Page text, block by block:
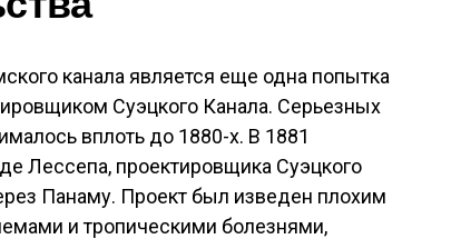
канала является еще одна попытка
Суэцкого Канала. Серьезных
вплоть до 1880-х. В 1881
Лессепа, проектировщика Суэцкого
Панаму. Проект был изведен плохим
и тропическими болезнями,